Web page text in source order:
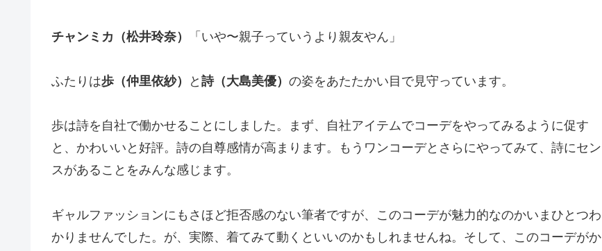
チャンミカ（松井玲奈） 「いや〜親子っていうより親友やん」
ふたりは歩（仲里依紗） と 詩（大島美優） の姿をあたたかい目で見守っています。
歩は詩を自社で働かせることにしました。まず、自社アイテムでコーデをやってみるように促す
と、かわいいと好評。詩の自尊感情が高まります。もうワンコーデとさらにやってみて、詩にセン
スがあることをみんな感じます。
ギャルファッションにもさほど拒否感のない筆者ですが、このコーデが魅力的なのかいまひとつわ
かりませんでした。が、実際、着てみて動くといいのかもしれませんね。そして、このコーデがか